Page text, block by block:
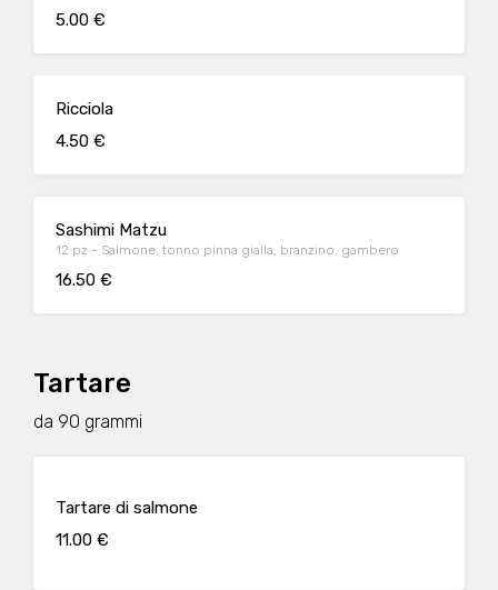
5.00 €
Ricciola
4.50 €
Sashimi Matzu
12 pz - Salmone, tonno pinna gialla, branzino, gambero
16.50 €
Tartare
da 90 grammi
Tartare di salmone
11.00 €